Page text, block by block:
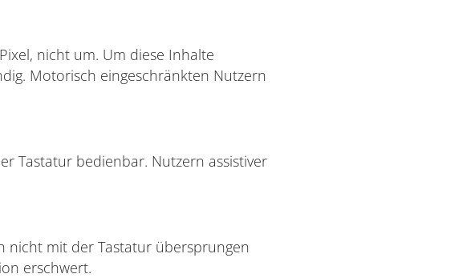
nicht um. Um diese Inhalte
Motorisch eingeschränkten Nutzern
Tastatur bedienbar. Nutzern assistiver
nicht mit der Tastatur übersprungen
erschwert.